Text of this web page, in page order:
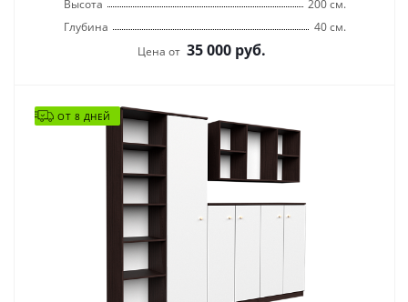
Высота
200 см.
Глубина
40 см.
Цена от 35 000 руб.
ОТ 8 ДНЕЙ